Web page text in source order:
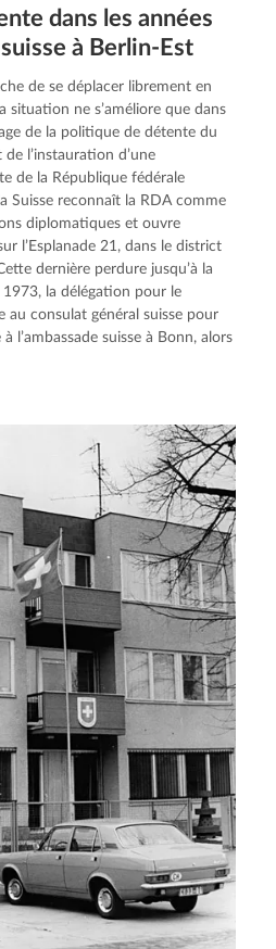
dans les années
à Berlin-Est
de se déplacer librement en
situation ne s’améliore que dans
de la politique de détente du
l’instauration d’une
de la République fédérale
Suisse reconnaît la RDA comme
diplomatiques et ouvre
l’Esplanade 21, dans le district
dernière perdure jusqu’à la
1973, la délégation pour le
au consulat général suisse pour
l’ambassade suisse à Bonn, alors